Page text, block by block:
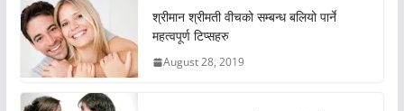
श्रीमान श्रीमती वीचको सम्बन्ध बलियो पार्ने
महत्वपूर्ण टिप्सहरु
August 28, 2019